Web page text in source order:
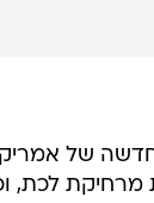
של אמריקן
לכת,